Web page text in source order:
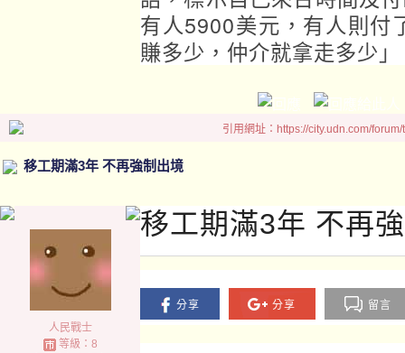
有人5900美元，有人則付
賺多少，仲介就拿走多少
引用網址：https://city.udn.com/
移工期滿3年 不再強制出境
人民戰士
等級：8
移工期滿3年 不再
分享 分享 留言